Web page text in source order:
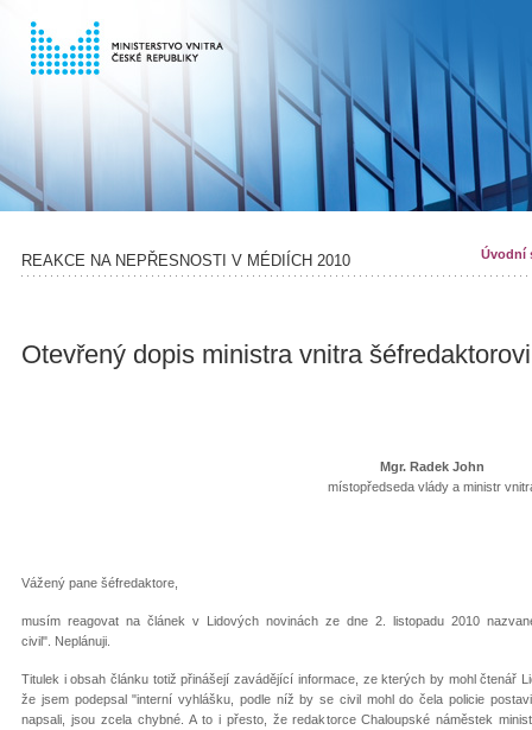
Úvodní
REAKCE NA NEPŘESNOSTI V MÉDIÍCH 2010
Otevřený dopis ministra vnitra
Mgr. Radek John
místopředseda vlády a ministr
Vážený pane šéfredaktore,
musím reagovat na článek v Lidových novinách ze dne 2. listopadu 2010
civil". Neplánuji.
Titulek i obsah článku totiž přinášejí zavádějící informace, ze kterých by mohl čtenář
že jsem podepsal "interní vyhlášku, podle níž by se civil mohl do čela policie
napsali, jsou zcela chybné. A to i přesto, že redaktorce Chaloupské náměstek